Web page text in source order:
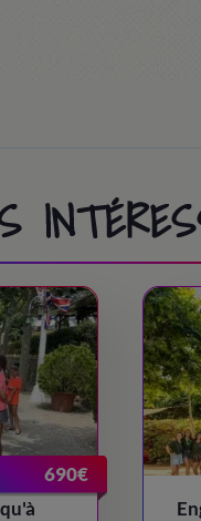
/ Costa Caribe /
690€